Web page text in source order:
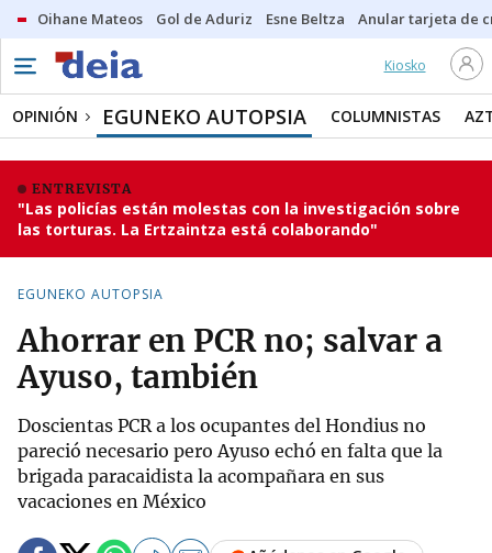
Oihane Mateos Gol de Aduriz Esne Beltza Anular tarjeta de
Kiosko
OPINIÓN EGUNEKO AUTOPSIA COLUMNISTAS
ENTREVISTA
"Las policías están molestas con la investigación sobre
las torturas. La Ertzaintza está colaborando"
EGUNEKO AUTOPSIA
Ahorrar en PCR no; salvar a
Ayuso, también
Doscientas PCR a los ocupantes del Hondius no
pareció necesario pero Ayuso echó en falta que la
brigada paracaidista la acompañara en sus
vacaciones en México